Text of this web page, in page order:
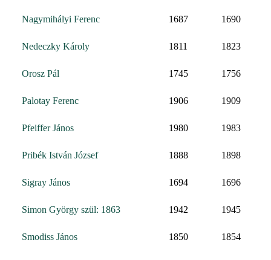
Nagymihályi Ferenc 1687 1690
Nedeczky Károly 1811 1823
Orosz Pál 1745 1756
Palotay Ferenc 1906 1909
Pfeiffer János 1980 1983
Pribék István József 1888 1898
Sigray János 1694 1696
Simon György szül: 1863 1942 1945
Smodiss János 1850 1854